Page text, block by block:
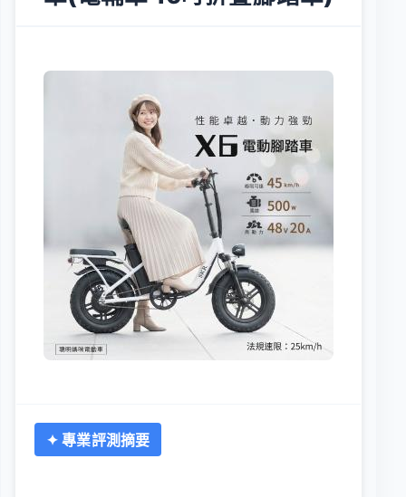
✦ 專業評測摘要